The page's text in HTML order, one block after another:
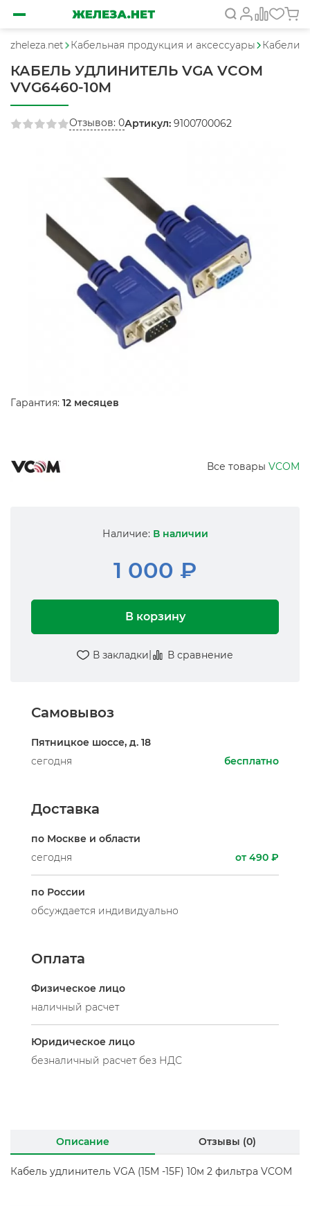
zheleza.net Кабельная продукция и аксессуары Кабели
КАБЕЛЬ УДЛИНИТЕЛЬ VGA VCOM
VVG6460-10M
Отзывов: 0Артикул: 9100700062
Гарантия: 12 месяцев
Все товары VCOM
Наличие: В наличии
1 000 ₽
В корзину
В закладки| В сравнение
Самовывоз
Пятницкое шоссе, д. 18
сегодня
бесплатно
Доставка
по Москве и области
сегодня
от 490 ₽
по России
обсуждается индивидуально
Оплата
Физическое лицо
наличный расчет
Юридическое лицо
безналичный расчет без НДС
Описание Отзывы (0)
Кабель удлинитель VGA (15M -15F) 10м 2 фильтра VCOM